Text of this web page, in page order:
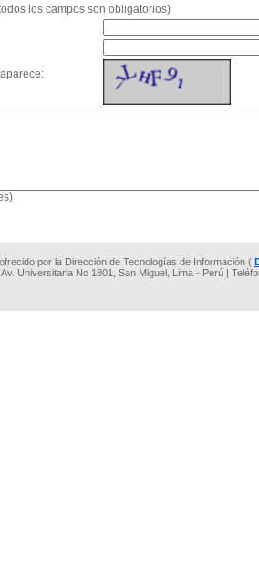
los campos son obligatorios)
por la Dirección de Tecnologías de Información (
Av. Universitaria No 1801, San Miguel, Lima - Perú |